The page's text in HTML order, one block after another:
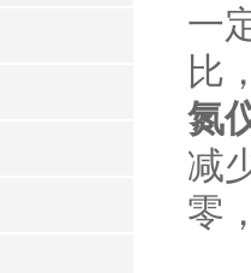
一
比
氮
减
零